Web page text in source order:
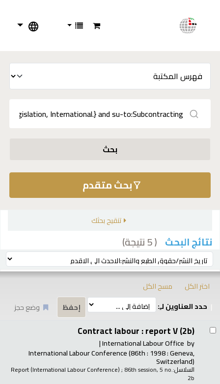
بحث
بحث متقدم
تنقيح بحثك
نتائج البحث ( 5 نتيجة)
ترتيب بواسطة:
اختر الكل
مسح الكل
حدد العناوين لـِ:
وضع حجز
Contract labour : report V (2b)
by
International Labour Office
International Labour Conference(86th : 1998 : Geneva,
Switzerland)
السلاسل: Report (International Labour Conference); 86th session, 5 no.
2b